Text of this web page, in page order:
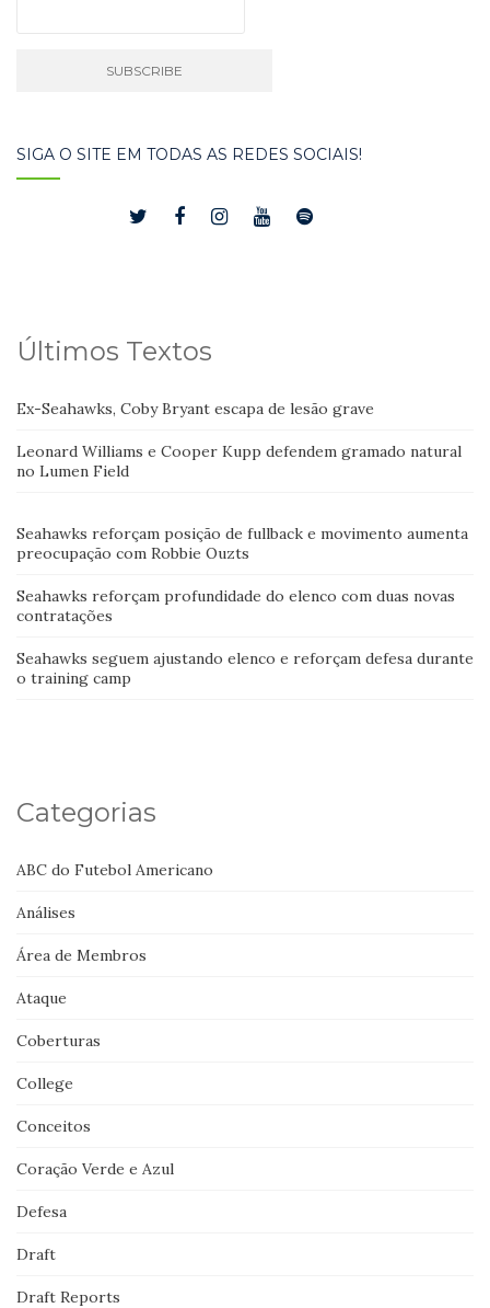
SIGA O SITE EM TODAS AS REDES SOCIAIS!
Últimos Textos
Ex-Seahawks, Coby Bryant escapa de lesão grave
Leonard Williams e Cooper Kupp defendem gramado natural
no Lumen Field
Seahawks reforçam posição de fullback e movimento aumenta
preocupação com Robbie Ouzts
Seahawks reforçam profundidade do elenco com duas novas
contratações
Seahawks seguem ajustando elenco e reforçam defesa durante
o training camp
Categorias
ABC do Futebol Americano
Análises
Área de Membros
Ataque
Coberturas
College
Conceitos
Coração Verde e Azul
Defesa
Draft
Draft Reports